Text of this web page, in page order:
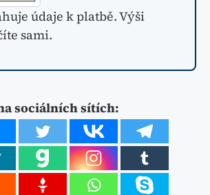
údaje k platbě. Výši
sami.
sociálních sítích: